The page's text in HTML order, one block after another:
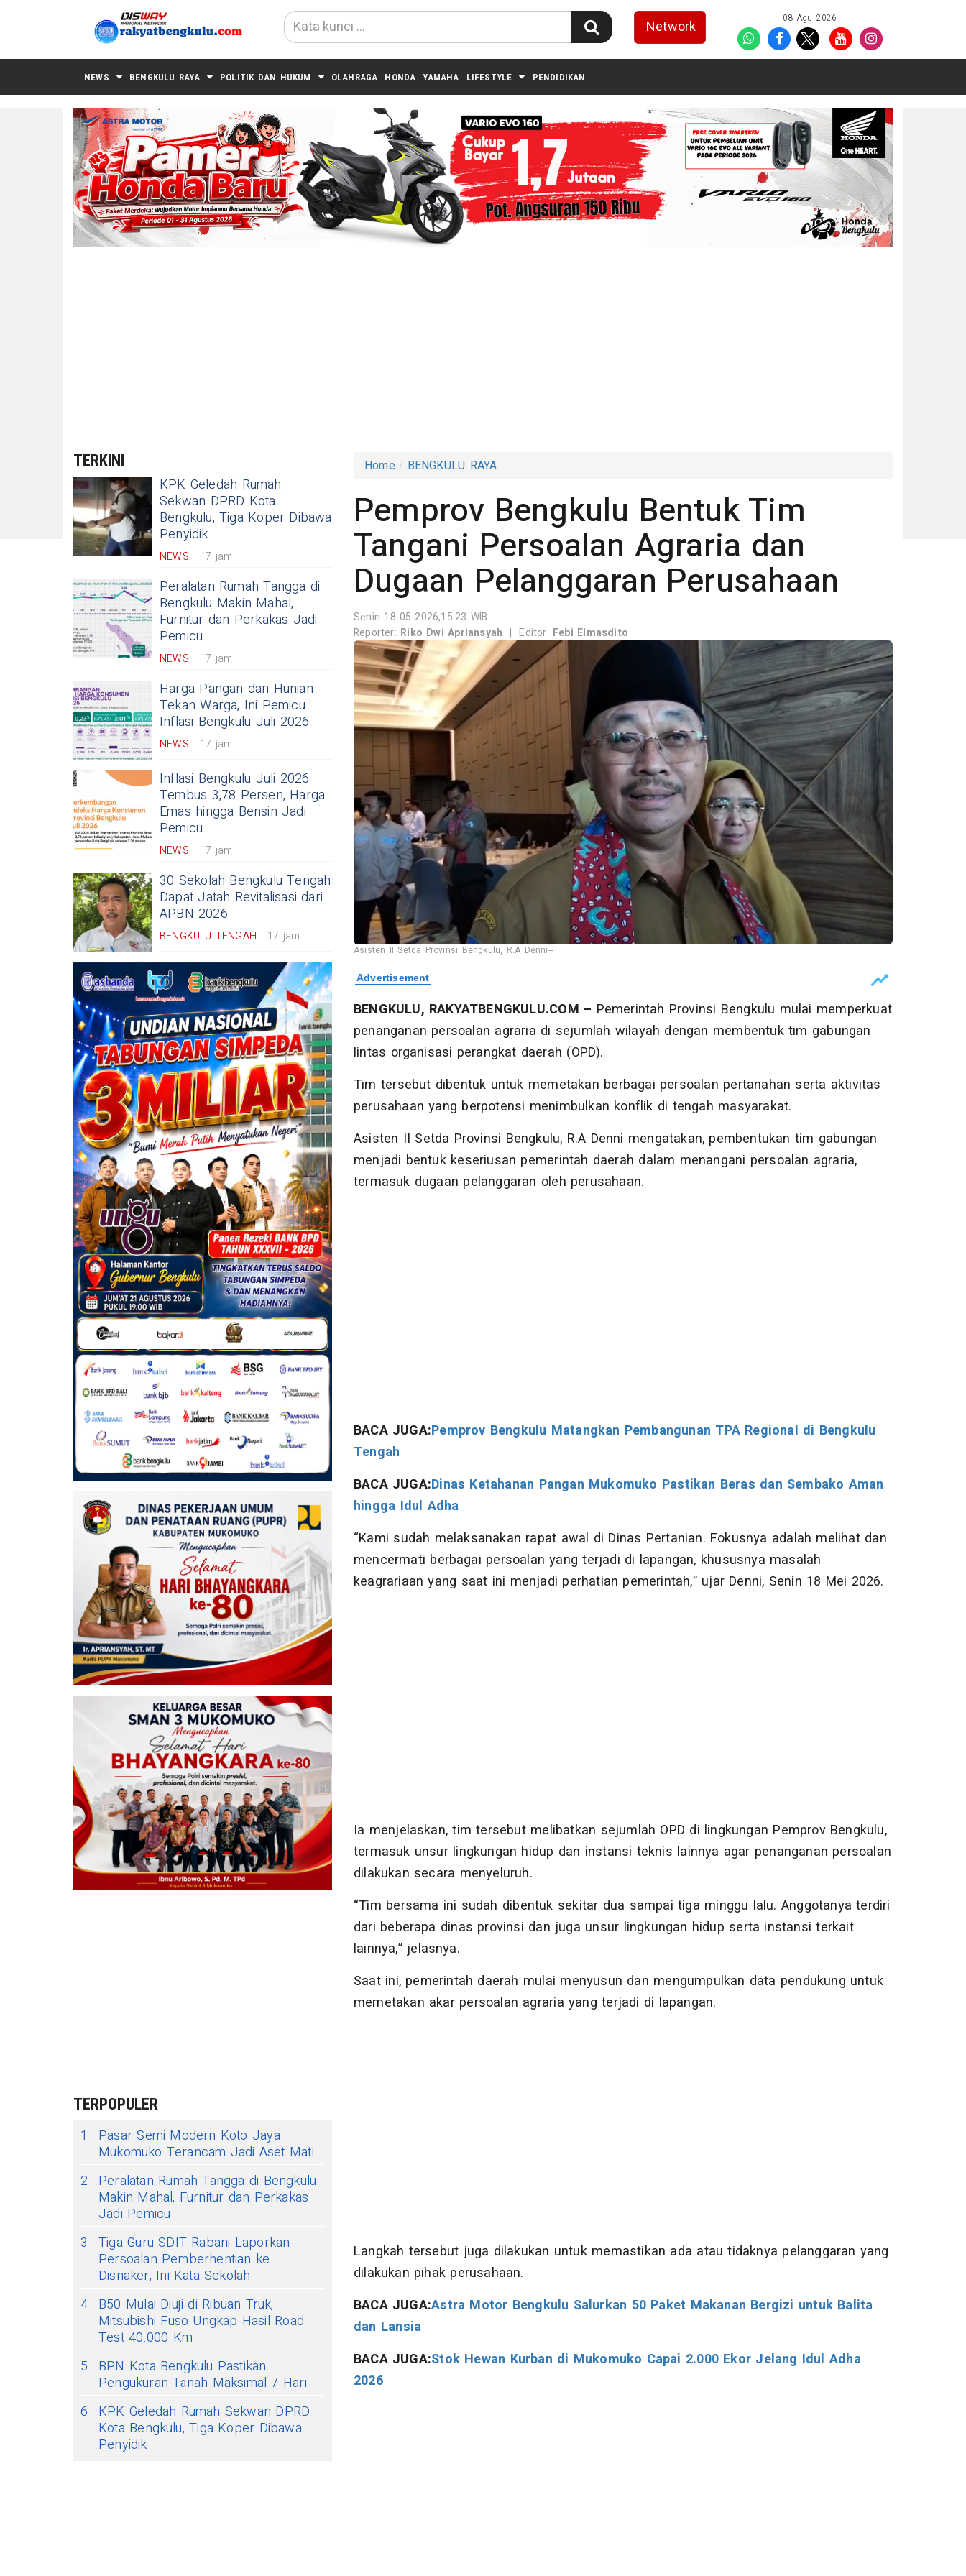
Network 08 Agu 2026
NEWS BENGKULU RAYA POLITIK DAN HUKUM OLAHRAGA HONDA YAMAHA LIFESTYLE PENDIDIKAN
TERKINI
KPK Geledah Rumah
Sekwan DPRD Kota
Bengkulu, Tiga Koper Dibawa
Penyidik
NEWS 17 jam
Peralatan Rumah Tangga di
Bengkulu Makin Mahal,
Furnitur dan Perkakas Jadi
Pemicu
NEWS 17 jam
Harga Pangan dan Hunian
Tekan Warga, Ini Pemicu
Inflasi Bengkulu Juli 2026
NEWS 17 jam
Inflasi Bengkulu Juli 2026
Tembus 3,78 Persen, Harga
Emas hingga Bensin Jadi
Pemicu
NEWS 17 jam
30 Sekolah Bengkulu Tengah
Dapat Jatah Revitalisasi dari
APBN 2026
BENGKULU TENGAH 17 jam
TERPOPULER
1
Pasar Semi Modern Koto Jaya
Mukomuko Terancam Jadi Aset Mati
2
Peralatan Rumah Tangga di Bengkulu
Makin Mahal, Furnitur dan Perkakas
Jadi Pemicu
3
Tiga Guru SDIT Rabani Laporkan
Persoalan Pemberhentian ke
Disnaker, Ini Kata Sekolah
4 B50 Mulai Diuji di Ribuan Truk,
Mitsubishi Fuso Ungkap Hasil Road
Test 40.000 Km
5
BPN Kota Bengkulu Pastikan
Pengukuran Tanah Maksimal 7 Hari
6
KPK Geledah Rumah Sekwan DPRD
Kota Bengkulu, Tiga Koper Dibawa
Penyidik
Home BENGKULU RAYA
Pemprov Bengkulu Bentuk Tim
Tangani Persoalan Agraria dan
Dugaan Pelanggaran Perusahaan
Senin 18-05-2026,15:23 WIB
Reporter: Riko Dwi Apriansyah | Editor: Febi Elmasdito
Asisten II Setda Provinsi Bengkulu, R.A Denni--
BENGKULU, RAKYATBENGKULU.COM – Pemerintah Provinsi Bengkulu mulai memperkuat
penanganan persoalan agraria di sejumlah wilayah dengan membentuk tim gabungan
lintas organisasi perangkat daerah (OPD).
Tim tersebut dibentuk untuk memetakan berbagai persoalan pertanahan serta aktivitas
perusahaan yang berpotensi menimbulkan konflik di tengah masyarakat.
Asisten II Setda Provinsi Bengkulu, R.A Denni mengatakan, pembentukan tim gabungan
menjadi bentuk keseriusan pemerintah daerah dalam menangani persoalan agraria,
termasuk dugaan pelanggaran oleh perusahaan.
BACA JUGA:Pemprov Bengkulu Matangkan Pembangunan TPA Regional di Bengkulu
Tengah
BACA JUGA:Dinas Ketahanan Pangan Mukomuko Pastikan Beras dan Sembako Aman
hingga Idul Adha
“Kami sudah melaksanakan rapat awal di Dinas Pertanian. Fokusnya adalah melihat dan
mencermati berbagai persoalan yang terjadi di lapangan, khususnya masalah
keagrariaan yang saat ini menjadi perhatian pemerintah,” ujar Denni, Senin 18 Mei 2026.
Ia menjelaskan, tim tersebut melibatkan sejumlah OPD di lingkungan Pemprov Bengkulu,
termasuk unsur lingkungan hidup dan instansi teknis lainnya agar penanganan persoalan
dilakukan secara menyeluruh.
“Tim bersama ini sudah dibentuk sekitar dua sampai tiga minggu lalu. Anggotanya terdiri
dari beberapa dinas provinsi dan juga unsur lingkungan hidup serta instansi terkait
lainnya,” jelasnya.
Saat ini, pemerintah daerah mulai menyusun dan mengumpulkan data pendukung untuk
memetakan akar persoalan agraria yang terjadi di lapangan.
Langkah tersebut juga dilakukan untuk memastikan ada atau tidaknya pelanggaran yang
dilakukan pihak perusahaan.
BACA JUGA:Astra Motor Bengkulu Salurkan 50 Paket Makanan Bergizi untuk Balita
dan Lansia
BACA JUGA:Stok Hewan Kurban di Mukomuko Capai 2.000 Ekor Jelang Idul Adha
2026